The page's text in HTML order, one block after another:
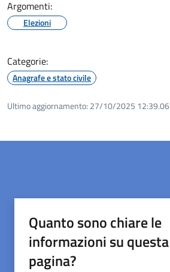
Argomenti:
Elezioni
Categorie:
Anagrafe e stato civile
Ultimo aggiornamento: 27/10/2025 12:39.06
Quanto sono chiare le
informazioni su questa
pagina?